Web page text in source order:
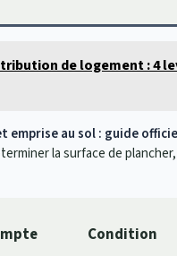
de logement : 4
emprise au sol : guide
la surface de
Condition